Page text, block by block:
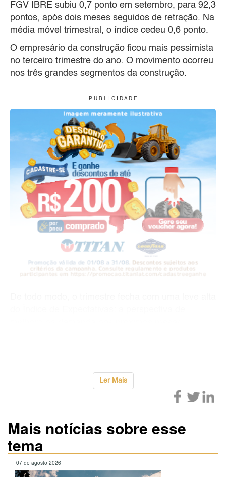
FGV IBRE subiu 0,7 ponto em setembro, para 92,3
pontos, após dois meses seguidos de retração. Na
média móvel trimestral, o índice cedeu 0,6 ponto.
O empresário da construção ficou mais pessimista
no terceiro trimestre do ano. O movimento ocorreu
nos três grandes segmentos da construção.
P U B L I C I D A D E
Ler Mais
Mais notícias sobre esse
tema
07 de agosto 2026